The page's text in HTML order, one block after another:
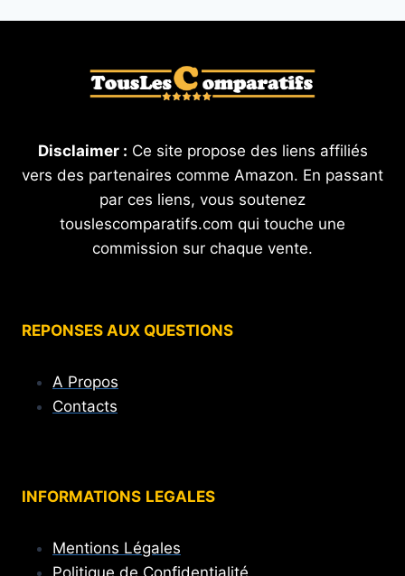
Disclaimer : Ce site propose des liens affiliés
vers des partenaires comme Amazon. En passant
par ces liens, vous soutenez
touslescomparatifs.com qui touche une
commission sur chaque vente.
REPONSES AUX QUESTIONS
A Propos
Contacts
INFORMATIONS LEGALES
Mentions Légales
Politique de Confidentialité